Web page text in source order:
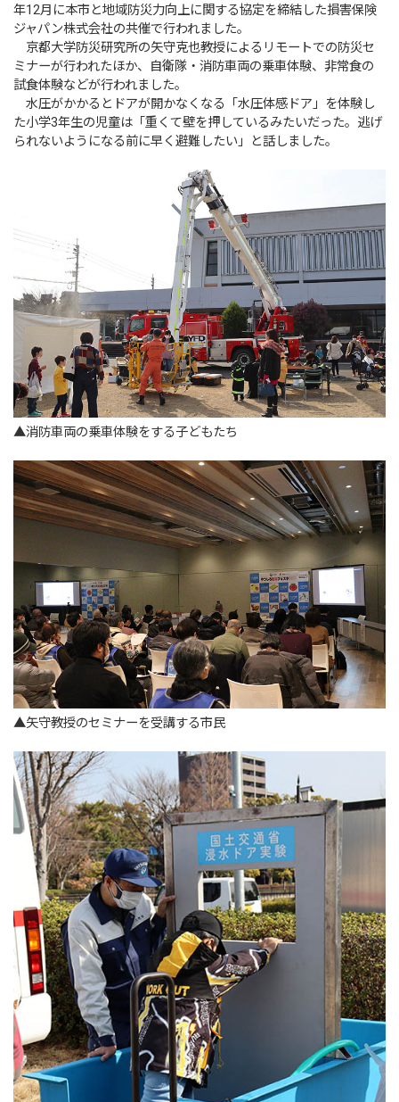
年12月に本市と地域防災力向上に関する協定を締結した損害保険
ジャパン株式会社の共催で行われました。
京都大学防災研究所の矢守克也教授によるリモートでの防災セ
ミナーが行われたほか、自衛隊・消防車両の乗車体験、非常食の
試食体験などが行われました。
水圧がかかるとドアが開かなくなる「水圧体感ドア」を体験し
た小学3年生の児童は「重くて壁を押しているみたいだった。逃げ
られないようになる前に早く避難したい」と話しました。
▲消防車両の乗車体験をする子どもたち
▲矢守教授のセミナーを受講する市民